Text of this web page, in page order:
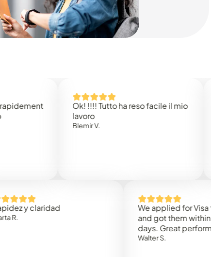
Ok! !!!! Tutto ha reso facile il mio
claridad
We applied for Visa to
and got them within 3
days. Great performance!
Walter S.